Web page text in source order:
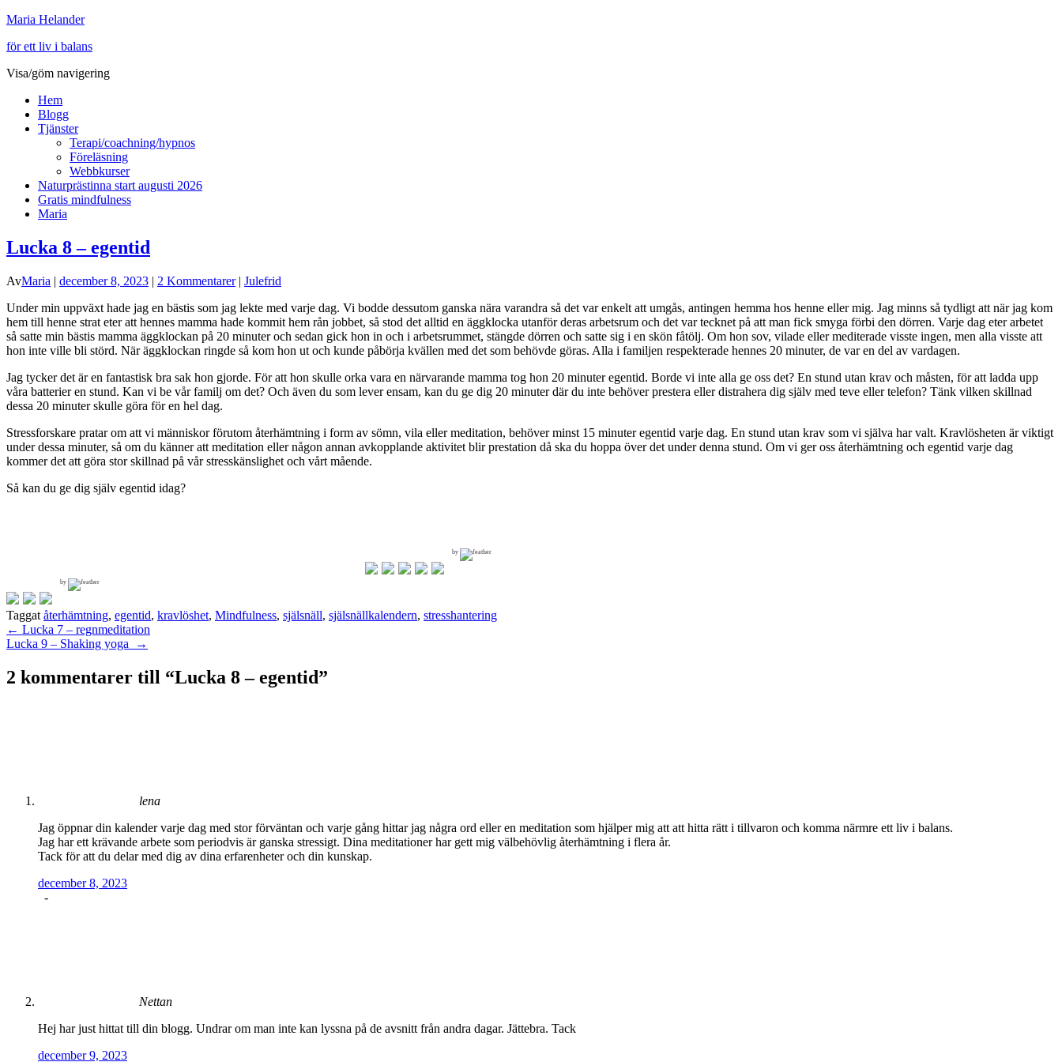
Maria Helander
för ett liv i balans
Visa/göm navigering
Hem
Blogg
Tjänster
Terapi/coachning/hypnos
Föreläsning
Webbkurser
Naturprästinna start augusti 2026
Gratis mindfulness
Maria
Lucka 8 – egentid
AvMaria | december 8, 2023 | 2 Kommentarer| Julefrid
Under min uppväxt hade jag en bästis som jag lekte med varje dag. Vi bodde dessutom ganska nära varandra så det var enkelt att umgås, antingen hemma hos henne eller mig. Jag minns så tydligt att när jag kom
hem till henne strat eter att hennes mamma hade kommit hem rån jobbet, så stod det alltid en äggklocka utanför deras arbetsrum och det var tecknet på att man fick smyga förbi den dörren. Varje dag eter arbetet
så satte min bästis mamma äggklockan på 20 minuter och sedan gick hon in och i arbetsrummet, stängde dörren och satte sig i en skön fåtölj. Om hon sov, vilade eller mediterade visste ingen, men alla visste att
hon inte ville bli störd. När äggklockan ringde så kom hon ut och kunde påbörja kvällen med det som behövde göras. Alla i familjen respekterade hennes 20 minuter, de var en del av vardagen.
Jag tycker det är en fantastisk bra sak hon gjorde. För att hon skulle orka vara en närvarande mamma tog hon 20 minuter egentid. Borde vi inte alla ge oss det? En stund utan krav och måsten, för att ladda upp
våra batterier en stund. Kan vi be vår familj om det? Och även du som lever ensam, kan du ge dig 20 minuter där du inte behöver prestera eller distrahera dig själv med teve eller telefon? Tänk vilken skillnad
dessa 20 minuter skulle göra för en hel dag.
Stressforskare pratar om att vi människor förutom återhämtning i form av sömn, vila eller meditation, behöver minst 15 minuter egentid varje dag. En stund utan krav som vi själva har valt. Kravlösheten är viktigt
under dessa minuter, så om du känner att meditation eller någon annan avkopplande aktivitet blir prestation då ska du hoppa över det under denna stund. Om vi ger oss återhämtning och egentid varje dag
kommer det att göra stor skillnad på vår stresskänslighet och vårt mående.
Så kan du ge dig själv egentid idag?
by
by
Taggat återhämtning, egentid, kravlöshet, Mindfulness, själsnäll, själsnällkalendern, stresshantering
Inläggsnavigering
← Lucka 7 – regnmeditation
Lucka 9 – Shaking yoga
→
2 kommentarer till “Lucka 8 – egentid”
lena
Jag öppnar din kalender varje dag med stor förväntan och varje gång hittar jag några ord eller en meditation som hjälper mig att att hitta rätt i tillvaron och komma närmre ett liv i balans.
Jag har ett krävande arbete som periodvis är ganska stressigt. Dina meditationer har gett mig välbehövlig återhämtning i flera år.
Tack för att du delar med dig av dina erfarenheter och din kunskap.
december 8, 2023
-
Nettan
Hej har just hittat till din blogg. Undrar om man inte kan lyssna på de avsnitt från andra dagar. Jättebra. Tack
december 9, 2023